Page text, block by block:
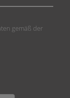
gemäß der